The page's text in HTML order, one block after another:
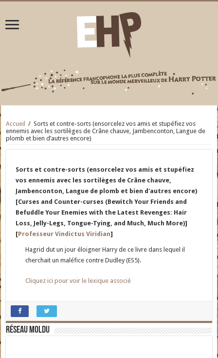
Accueil / Sorts et contre-sorts (ensorcelez vos amis et stupéfiez vos
ennemis avec les sortilèges de Crâne chauve, Jambenconton, Langue de
plomb et bien d’autres encore)
Sorts et contre-sorts (ensorcelez vos amis et stupéfiez
vos ennemis avec les sortilèges de Crâne chauve,
Jambenconton, Langue de plomb et bien d'autres encore)
[Curses and Counter-curses (Bewitch Your Friends and
Befuddle Your Enemies with the Latest Revenges: Hair
Loss, Jelly-Legs, Tongue-Tying, and Much, Much More)]
[Professeur Vindictus Viridian]
Hagrid dut un jour éloigner Harry de ce livre dans lequel il
cherchait un maléfice contre Dudley (ES5).
Cliquez ici pour voir le lexique associé
Réseau moldu